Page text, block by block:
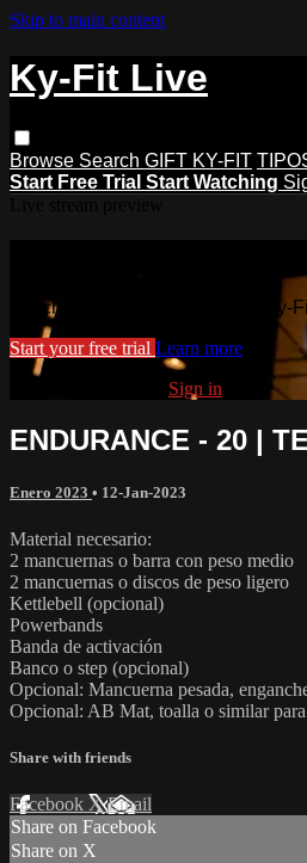
Skip to main content
Ky-Fit Live
Browse Search GIFT KY-FIT
Start Free Trial Start Watching
Watch this video
Watch this video and more on Ky-
Start your free trial Learn more
Sign in
ENDURANCE - 20 |
Enero 2023 • 12-Jan-2023
Material necesario:
2 mancuernas o barra con peso medio
2 mancuernas o discos de peso ligero
Kettlebell (opcional)
Powerbands
Banda de activación
Banco o step (opcional)
Opcional: Mancuerna pesada,
Opcional: AB Mat, toalla o similar
Share with friends
Facebook XEmail
Share on Facebook
Share on X